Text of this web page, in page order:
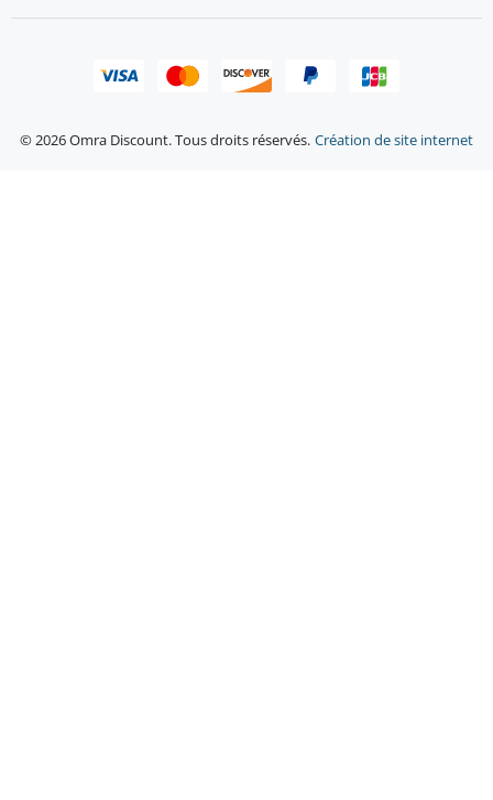
© 2026 Omra Discount. Tous droits réservés. Création de site internet